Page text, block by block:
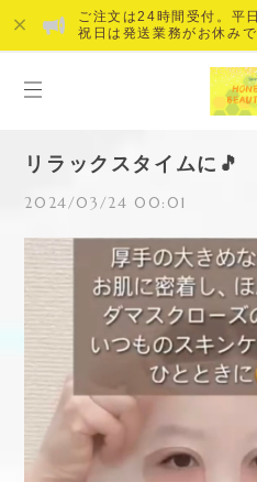
ご注文は24時間受付。平
祝日は発送業務がお休みで
リラックスタイムに🎵
2024/03/24 00:01